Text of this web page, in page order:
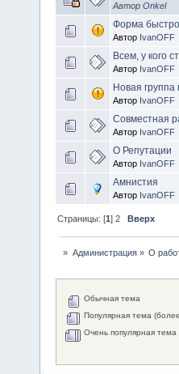
Автор Onkel
Форма
Автор IvanOFF
Всем, у кого
Автор IvanOFF
Новая
Автор IvanOFF
Совместная
Автор IvanOFF
О Репутации
Автор IvanOFF
Амнистия
Автор IvanOFF
Страницы: [1]2 Вверх
» Администрация» О
Обычная тема
Популярная тема
Очень популярная